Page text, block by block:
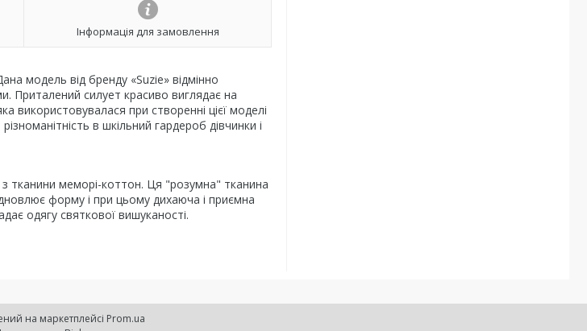
Інформація для замовлення
модель від бренду «Suzie» відмінно
Приталений силует красиво виглядає на
використовувалася при створенні цієї моделі
в шкільний гардероб дівчинки і
тканини меморі-коттон. Ця "розумна" тканина
форму і при цьому дихаюча і приємна
одягу святкової вишуканості.
на маркетплейсі Prom.ua